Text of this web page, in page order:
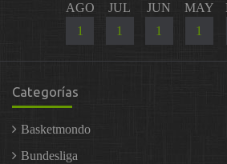
AGO
1
JUL
1
JUN
1
MAY
1
Categorías
Basketmondo
Bundesliga